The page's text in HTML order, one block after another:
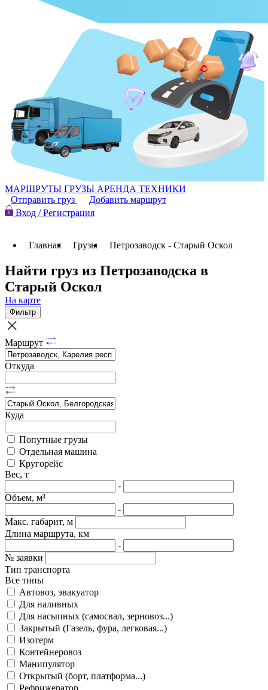
МАРШРУТЫ ГРУЗЫ АРЕНДА ТЕХНИКИ
Отправить груз
Добавить маршрут
Вход / Регистрация
Главная Грузы Петрозаводск - Старый Оскол
Найти груз из Петрозаводска в
Старый Оскол
На карте
Фильтр
Маршрут
Откуда
Куда
Попутные грузы
Отдельная машина
Кругорейс
Вес, т
-
Объем, м³
-
Макс. габарит, м
Длина маршрута, км
-
№ заявки
Тип транспорта
Все типы
Автовоз, эвакуатор
Для наливных
Для насыпных (самосвал, зерновоз...)
Закрытый (Газель, фура, легковая...)
Изотерм
Контейнеровоз
Манипулятор
Открытый (борт, платформа...)
Рефрижератор